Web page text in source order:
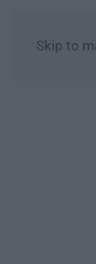
Skip to